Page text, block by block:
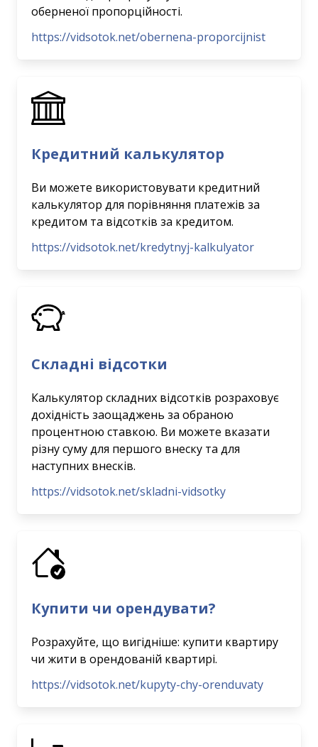
оберненої пропорційності.
https://vidsotok.net/obernena-proporcijnist
Кредитний калькулятор
Ви можете використовувати кредитний
калькулятор для порівняння платежів за
кредитом та відсотків за кредитом.
https://vidsotok.net/kredytnyj-kalkulyator
Складні відсотки
Калькулятор складних відсотків розраховує
дохідність заощаджень за обраною
процентною ставкою. Ви можете вказати
різну суму для першого внеску та для
наступних внесків.
https://vidsotok.net/skladni-vidsotky
Купити чи орендувати?
Розрахуйте, що вигідніше: купити квартиру
чи жити в орендованій квартирі.
https://vidsotok.net/kupyty-chy-orenduvaty